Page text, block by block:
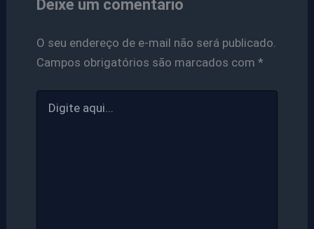
Deixe um comentário
O seu endereço de e-mail não será publicado.
Campos obrigatórios são marcados com *
aqui...